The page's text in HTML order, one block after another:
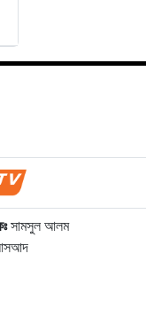
সামসুল আলম